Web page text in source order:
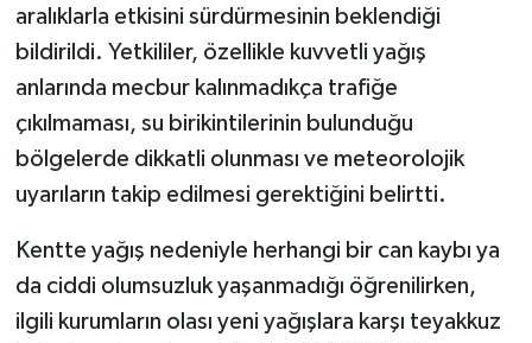
aralıklarla etkisini sürdürmesinin beklendiği
bildirildi. Yetkililer, özellikle kuvvetli yağış
anlarında mecbur kalınmadıkça trafiğe
çıkılmaması, su birikintilerinin bulunduğu
bölgelerde dikkatli olunması ve meteorolojik
uyarıların takip edilmesi gerektiğini belirtti.
Kentte yağış nedeniyle herhangi bir can kaybı ya
da ciddi olumsuzluk yaşanmadığı öğrenilirken,
ilgili kurumların olası yeni yağışlara karşı teyakkuz